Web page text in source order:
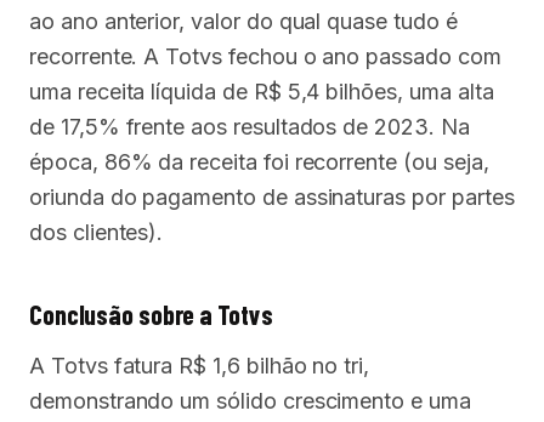
ao ano anterior, valor do qual quase tudo é
recorrente. A Totvs fechou o ano passado com
uma receita líquida de R$ 5,4 bilhões, uma alta
de 17,5% frente aos resultados de 2023. Na
época, 86% da receita foi recorrente (ou seja,
oriunda do pagamento de assinaturas por partes
dos clientes).
Conclusão sobre a Totvs
A Totvs fatura R$ 1,6 bilhão no tri,
demonstrando um sólido crescimento e uma